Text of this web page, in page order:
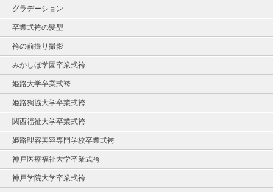
グラデーション
卒業式袴の髪型
袴の前撮り撮影
みかしほ学園卒業式袴
姫路大学卒業式袴
姫路獨協大学卒業式袴
関西福祉大学卒業式袴
姫路理容美容専門学校卒業式袴
神戸医療福祉大学卒業式袴
神戸学院大学卒業式袴